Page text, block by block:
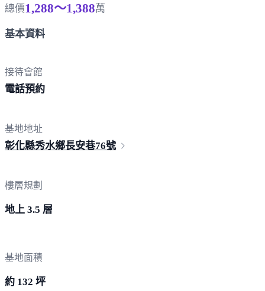
總價1,288～1,388萬
基本資料
接待會館
電話預約
基地地址
彰化縣秀水鄉長安巷76號
樓層規劃
地上 3.5 層
基地面積
約 132 坪